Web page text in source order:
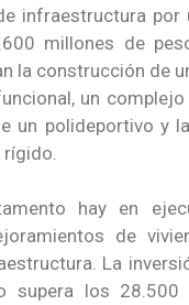
infraestructura por
millones de
la construcción de
un
un polideportivo y
hay en
de
La
supera los